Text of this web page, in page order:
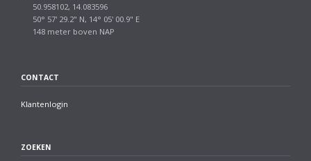
50.958102, 14.083596
50° 57' 29.2" N, 14° 05' 00.9" E
148 meter boven NAP
CONTACT
Klantenlogin
ZOEKEN